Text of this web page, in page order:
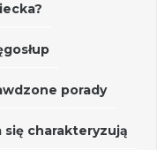
porady
charakteryzują